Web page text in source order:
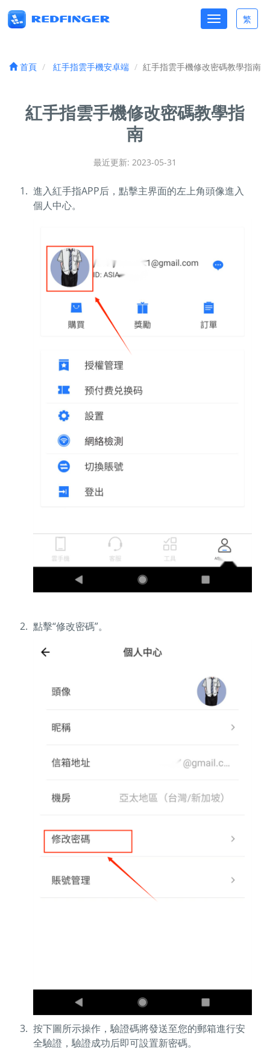
Toggle
繁
Toggle
navigation
首頁 紅手指雲手機安卓端 紅手指雲手機修改密碼教學指南
紅手指雲手機修改密碼教學指
南
最近更新: 2023-05-31
進入紅手指APP后，點擊主界面的左上角頭像進入
個人中心。
點擊“修改密碼”。
按下圖所示操作，驗證碼將發送至您的郵箱進行安
全驗證，驗證成功后即可設置新密碼。